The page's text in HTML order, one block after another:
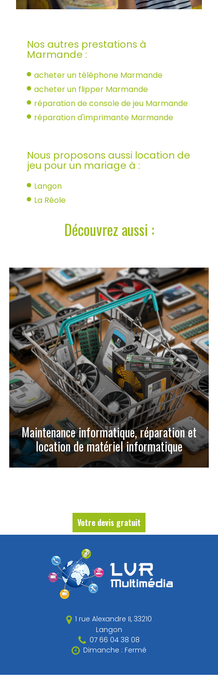
Nos autres prestations à
Marmande :
acheter un téléphone Marmande
acheter un flipper Marmande
réparation de console de jeu Marmande
réparation d'imprimante Marmande
Nous proposons aussi location de
jeu pour un mariage à :
Langon
La Réole
Découvrez aussi :
Maintenance informatique, réparation et
location de matériel informatique
Votre devis gratuit
1 rue Alexandre II, 33210
Langon
07 66 04 38 08
Dimanche : Fermé